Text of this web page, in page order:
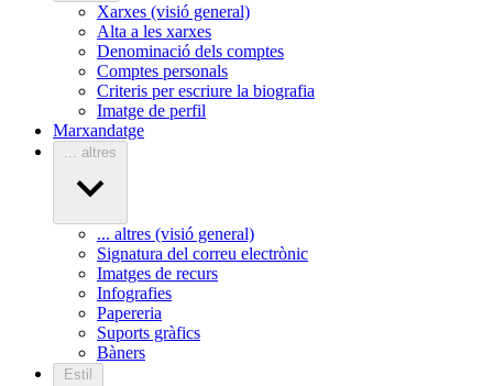
Xarxes (visió general)
Alta a les xarxes
Denominació dels comptes
Comptes personals
Criteris per escriure la biografia
Imatge de perfil
Marxandatge
... altres
... altres (visió general)
Signatura del correu electrònic
Imatges de recurs
Infografies
Papereria
Suports gràfics
Bàners
Estil